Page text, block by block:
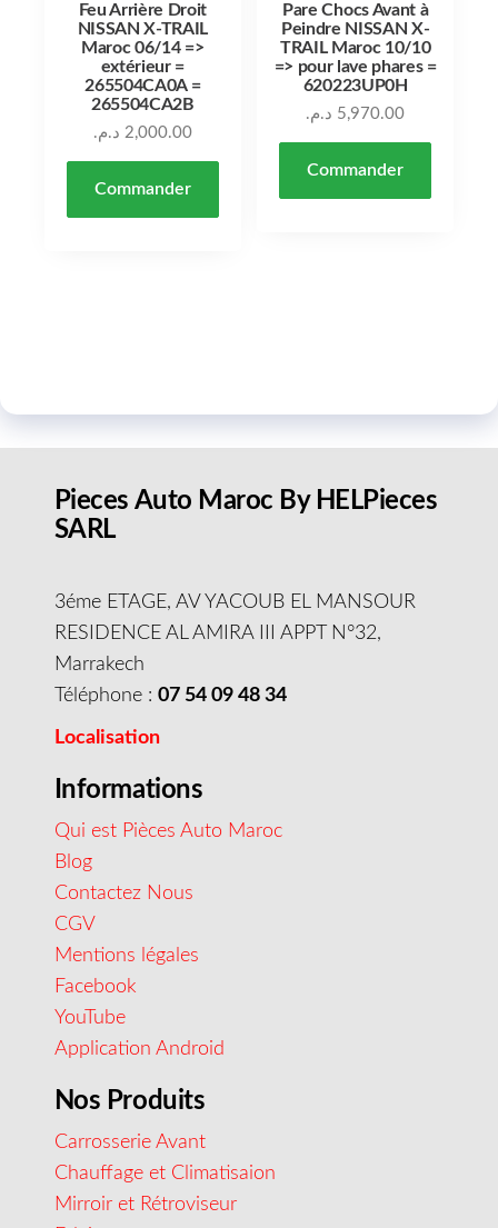
Feu Arrière Droit
NISSAN X-TRAIL
Maroc 06/14 =>
extérieur =
265504CA0A =
265504CA2B
2,000.00 د.م.
Commander
Pare Chocs Avant à
Peindre NISSAN X-
TRAIL Maroc 10/10
=> pour lave phares =
620223UP0H
5,970.00 د.م.
Commander
Pieces Auto Maroc By HELPieces
SARL
3éme ETAGE, AV YACOUB EL MANSOUR
RESIDENCE AL AMIRA III APPT N°32,
Marrakech
Téléphone : 07 54 09 48 34
Localisation
Informations
Qui est Pièces Auto Maroc
Blog
Contactez Nous
CGV
Mentions légales
Facebook
YouTube
Application Android
Nos Produits
Carrosserie Avant
Chauffage et Climatisaion
Mirroir et Rétroviseur